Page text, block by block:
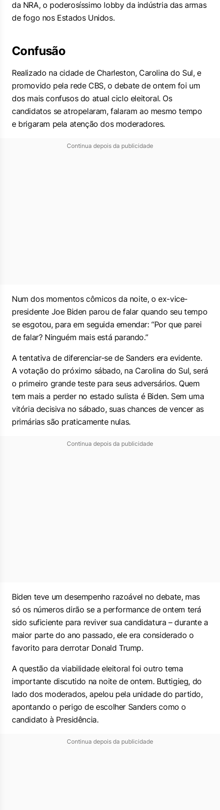
da NRA, o poderosíssimo lobby da indústria das armas
de fogo nos Estados Unidos.
Confusão
Realizado na cidade de Charleston, Carolina do Sul, e
promovido pela rede CBS, o debate de ontem foi um
dos mais confusos do atual ciclo eleitoral. Os
candidatos se atropelaram, falaram ao mesmo tempo
e brigaram pela atenção dos moderadores.
Continua depois da publicidade
Num dos momentos cômicos da noite, o ex-vice-
presidente Joe Biden parou de falar quando seu tempo
se esgotou, para em seguida emendar: “Por que parei
de falar? Ninguém mais está parando.”
A tentativa de diferenciar-se de Sanders era evidente.
A votação do próximo sábado, na Carolina do Sul, será
o primeiro grande teste para seus adversários. Quem
tem mais a perder no estado sulista é Biden. Sem uma
vitória decisiva no sábado, suas chances de vencer as
primárias são praticamente nulas.
Continua depois da publicidade
Biden teve um desempenho razoável no debate, mas
só os números dirão se a performance de ontem terá
sido suficiente para reviver sua candidatura – durante a
maior parte do ano passado, ele era considerado o
favorito para derrotar Donald Trump.
A questão da viabilidade eleitoral foi outro tema
importante discutido na noite de ontem. Buttigieg, do
lado dos moderados, apelou pela unidade do partido,
apontando o perigo de escolher Sanders como o
candidato à Presidência.
Continua depois da publicidade